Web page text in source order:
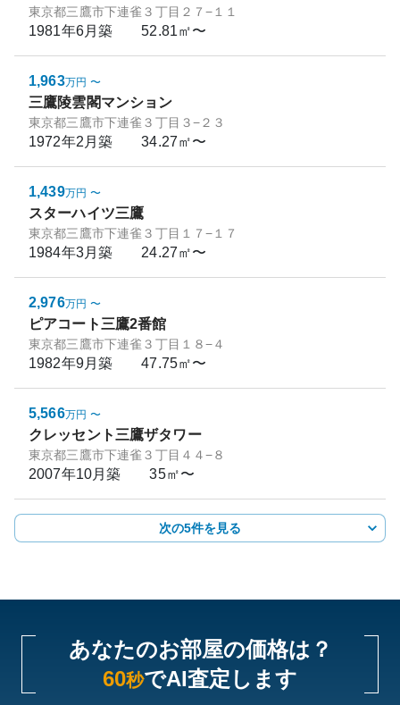
東京都三鷹市下連雀３丁目２７−１１
1981年6月築 52.81㎡〜
1,963万円 〜
三鷹陵雲閣マンション
東京都三鷹市下連雀３丁目３−２３
1972年2月築 34.27㎡〜
1,439万円 〜
スターハイツ三鷹
東京都三鷹市下連雀３丁目１７−１７
1984年3月築 24.27㎡〜
2,976万円 〜
ピアコート三鷹2番館
東京都三鷹市下連雀３丁目１８−４
1982年9月築 47.75㎡〜
5,566万円 〜
クレッセント三鷹ザタワー
東京都三鷹市下連雀３丁目４４−８
2007年10月築 35㎡〜
次の5件を見る
あなたのお部屋の価格は？
60秒でAI査定します